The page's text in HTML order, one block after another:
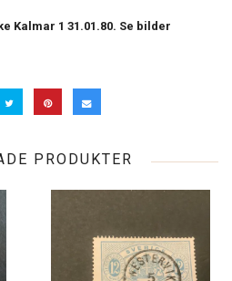
Kalmar 1 31.01.80. Se bilder
PRODUKTER